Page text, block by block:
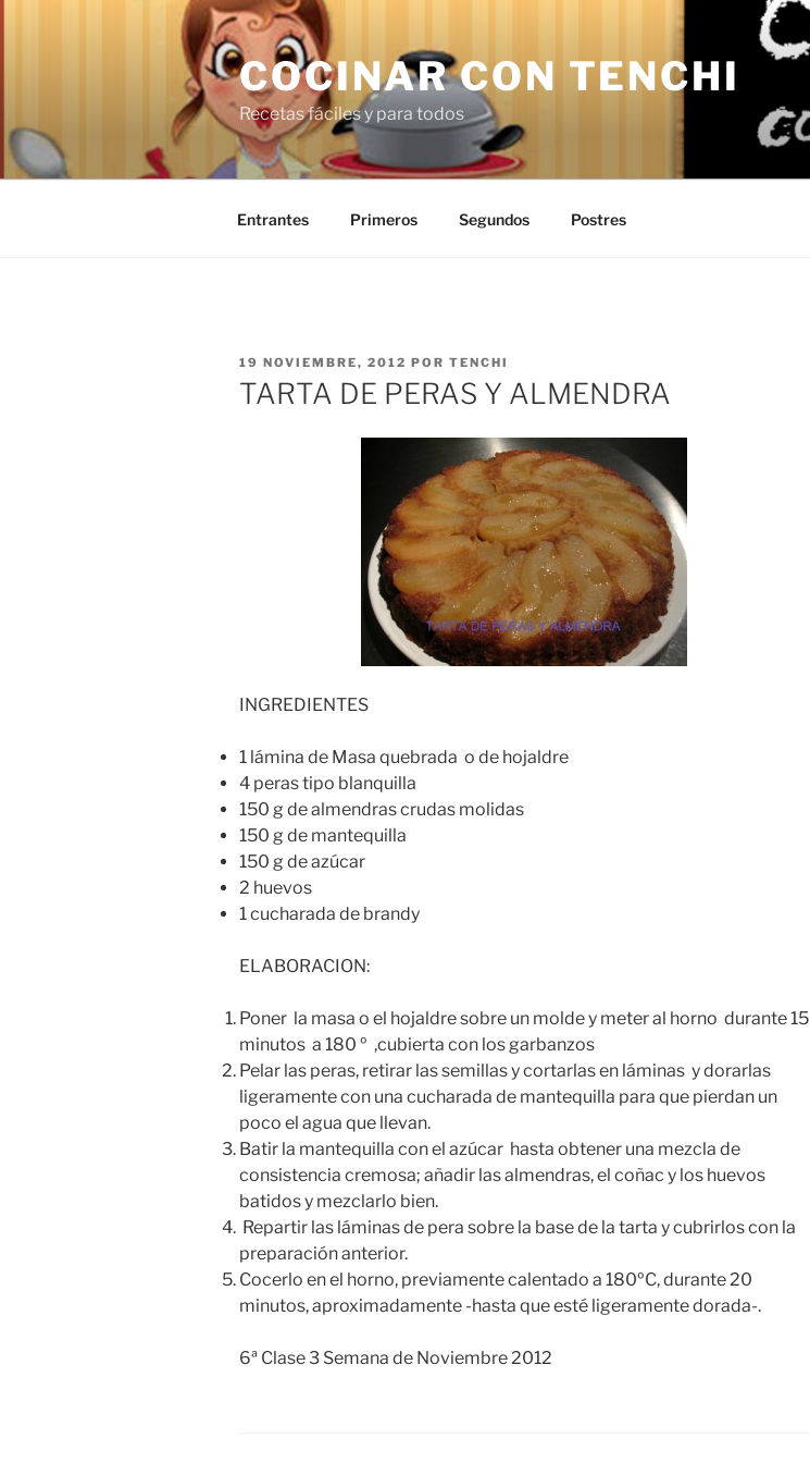
COCINAR CON TENCHI
Recetas fáciles y para todos
Entrantes Primeros Segundos Postres
PUBLICADO
EL
19 NOVIEMBRE, 2012 POR TENCHI
TARTA DE PERAS Y ALMENDRA
INGREDIENTES
1 lámina de Masa quebrada o de hojaldre
4 peras tipo blanquilla
150 g de almendras crudas molidas
150 g de mantequilla
150 g de azúcar
2 huevos
1 cucharada de brandy
ELABORACION:
Poner la masa o el hojaldre sobre un molde y meter al horno durante 15
minutos a 180 º ,cubierta con los garbanzos
Pelar las peras, retirar las semillas y cortarlas en láminas y dorarlas
ligeramente con una cucharada de mantequilla para que pierdan un
poco el agua que llevan.
Batir la mantequilla con el azúcar hasta obtener una mezcla de
consistencia cremosa; añadir las almendras, el coñac y los huevos
batidos y mezclarlo bien.
Repartir las láminas de pera sobre la base de la tarta y cubrirlos con la
preparación anterior.
Cocerlo en el horno, previamente calentado a 180ºC, durante 20
minutos, aproximadamente -hasta que esté ligeramente dorada-.
6ª Clase 3 Semana de Noviembre 2012